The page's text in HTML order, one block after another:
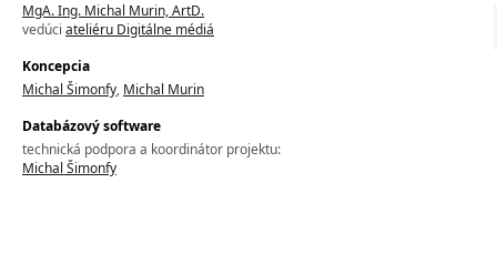
MgA. Ing. Michal Murin, ArtD.
vedúci ateliéru Digitálne médiá
Koncepcia
Michal Šimonfy, Michal Murin
Databázový software
technická podpora a koordinátor projektu:
Michal Šimonfy